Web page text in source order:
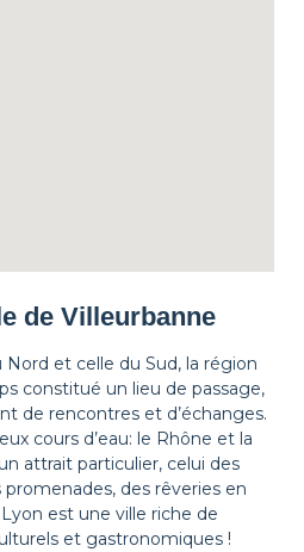
de Villeurbanne
Nord et celle du Sud, la région
constitué un lieu de passage,
de rencontres et d’échanges.
cours d’eau: le Rhône et la
attrait particulier, celui des
des rêveries en
est une ville riche de
et gastronomiques !